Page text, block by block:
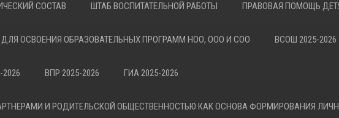
СОСТАВ ШТАБ ВОСПИТАТЕЛЬНОЙ РАБОТЫ ПРАВОВАЯ ПОМОЩЬ
ОСВОЕНИЯ ОБРАЗОВАТЕЛЬНЫХ ПРОГРАММ НОО, ООО И СОО ВСОШ 2025-2026
ВПР 2025-2026 ГИА 2025-2026
И РОДИТЕЛЬСКОЙ ОБЩЕСТВЕННОСТЬЮ КАК ОСНОВА ФОРМИРОВАНИЯ